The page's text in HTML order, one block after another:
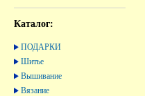
Каталог:
ПОДАРКИ
Шитье
Вышивание
Вязание